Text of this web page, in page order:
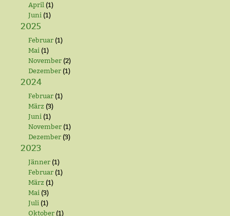
April (1)
Juni (1)
2025
Februar (1)
Mai (1)
November (2)
Dezember (1)
2024
Februar (1)
März (3)
Juni (1)
November (1)
Dezember (3)
2023
Jänner (1)
Februar (1)
März (1)
Mai (3)
Juli (1)
Oktober (1)